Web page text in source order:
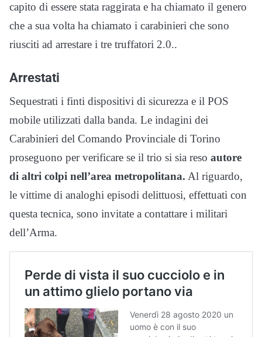
capito di essere stata raggirata e ha chiamato il genero
che a sua volta ha chiamato i carabinieri che sono
riusciti ad arrestare i tre truffatori 2.0..
Arrestati
Sequestrati i finti dispositivi di sicurezza e il POS
mobile utilizzati dalla banda. Le indagini dei
Carabinieri del Comando Provinciale di Torino
proseguono per verificare se il trio si sia reso autore
di altri colpi nell’area metropolitana. Al riguardo,
le vittime di analoghi episodi delittuosi, effettuati con
questa tecnica, sono invitate a contattare i militari
dell’Arma.